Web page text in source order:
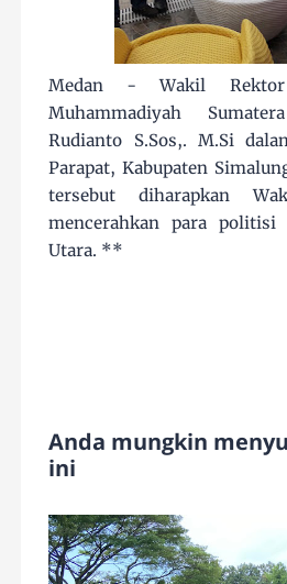
Medan - Wakil
Muhammadiyah
Rudianto S.Sos,. M.Si
Parapat, Kabupaten
tersebut diharapkan
mencerahkan para politisi
Utara. **
Anda mungkin
ini